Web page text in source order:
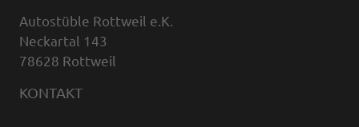
Autostüble Rottweil e.K.
Neckartal 143
78628 Rottweil
KONTAKT